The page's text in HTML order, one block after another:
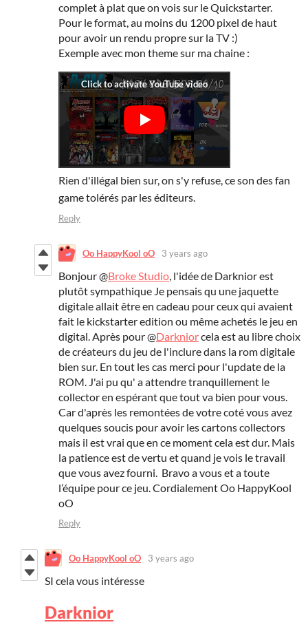
complet à plat que on vois sur le Quickstarter.
Pour le format, au moins du 1200 pixel de haut
pour avoir un rendu propre sur la TV :)
Exemple avec mon theme sur ma chaine :
Rien d'illégal bien sur, on s'y refuse, ce son des fan
game tolérés par les éditeurs.
Reply
Oo HappyKool oO 3 years ago
Bonjour @Broke Studio, l'idée de Darknior est
plutôt sympathique Je pensais qu une jaquette
digitale allait être en cadeau pour ceux qui avaient
fait le kickstarter edition ou même achetés le jeu en
digital. Après pour @Darkniorcela est au libre choix
de créateurs du jeu de l'inclure dans la rom digitale
bien sur. En tout les cas merci pour l'update de la
ROM. J'ai pu qu' a attendre tranquillement le
collector en espérant que tout va bien pour vous.
Car d'après les remontées de votre coté vous avez
quelques soucis pour avoir les cartons collectors
mais il est vrai que en ce moment cela est dur. Mais
la patience est de vertu et quand je vois le travail
que vous avez fourni. Bravo a vous et a toute
l’équipe pour ce jeu. Cordialement Oo HappyKool
oO
Reply
Oo HappyKool oO 3 years ago
SI cela vous intéresse
Darknior